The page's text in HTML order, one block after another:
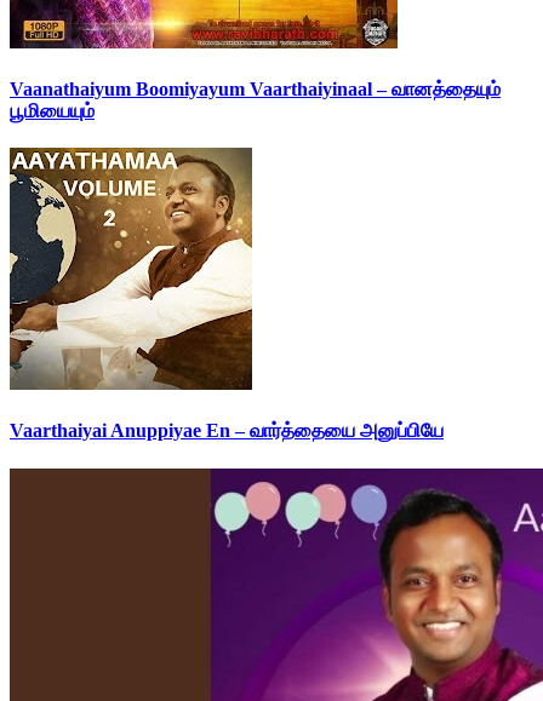
Vaanathaiyum Boomiyayum Vaarthaiyinaal – வானத்தையும்
பூமியையும்
Vaarthaiyai Anuppiyae En – வார்த்தையை அனுப்பியே